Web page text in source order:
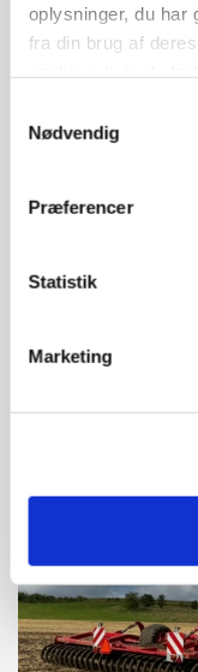
oplysninger, du har
fra din brug af
Nødvendig
Præferencer
Statistik
Marketing
protestgruppe
Snart kan man